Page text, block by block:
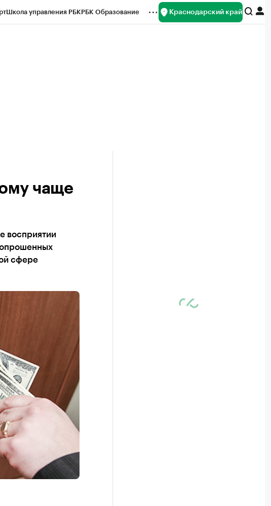
Школа управления РБКРБК Образование Краснодарский край
чаще
восприятии
сфере